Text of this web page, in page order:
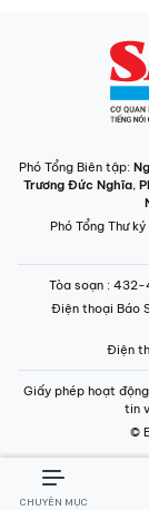
Phó Tổng Biên tập:
Trương Đức Nghĩa,
Phó Tổng Thư
Tòa soạn : 432-
Điện thoại Báo
Điện
Giấy phép hoạt
tin
©
CHUYÊN MỤC